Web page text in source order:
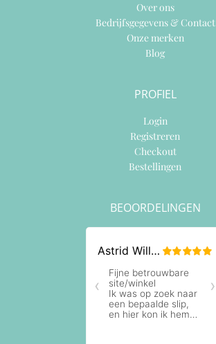
Over ons
Bedrijfsgegevens & Contact
Onze merken
Blog
PROFIEL
Login
Registreren
Checkout
Bestellingen
BEOORDELINGEN